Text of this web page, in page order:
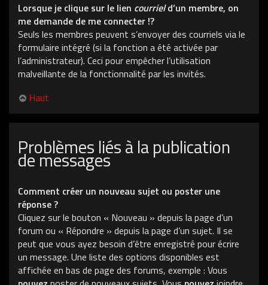
Lorsque je clique sur le lien courrield’un membre, on
me demande de me connecter !?
Seuls les membres peuvent s’envoyer des courriels via le
formulaire intégré (si la fonction a été activée par
l’administrateur). Ceci pour empêcher l’utilisation
malveillante de la fonctionnalité par les invités.
Haut
Problèmes liés à la publication
de messages
Comment créer un nouveau sujet ou poster une
réponse ?
Cliquez sur le bouton « Nouveau » depuis la page d’un
forum ou « Répondre » depuis la page d’un sujet. Il se
peut que vous ayez besoin d’être enregistré pour écrire
un message. Une liste des options disponibles est
affichée en bas de page des forums, exemple : Vous